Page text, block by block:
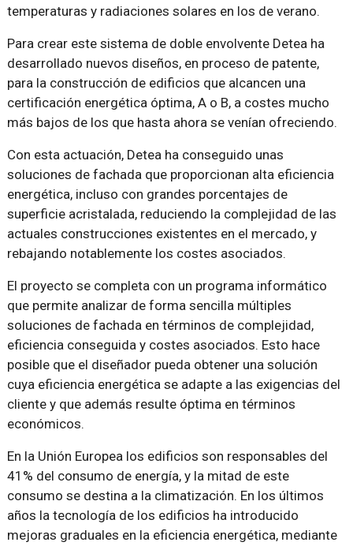
temperaturas y radiaciones solares en los de verano.
Para crear este sistema de doble envolvente Detea ha
desarrollado nuevos diseños, en proceso de patente,
para la construcción de edificios que alcancen una
certificación energética óptima, A o B, a costes mucho
más bajos de los que hasta ahora se venían ofreciendo.
Con esta actuación, Detea ha conseguido unas
soluciones de fachada que proporcionan alta eficiencia
energética, incluso con grandes porcentajes de
superficie acristalada, reduciendo la complejidad de las
actuales construcciones existentes en el mercado, y
rebajando notablemente los costes asociados.
El proyecto se completa con un programa informático
que permite analizar de forma sencilla múltiples
soluciones de fachada en términos de complejidad,
eficiencia conseguida y costes asociados. Esto hace
posible que el diseñador pueda obtener una solución
cuya eficiencia energética se adapte a las exigencias del
cliente y que además resulte óptima en términos
económicos.
En la Unión Europea los edificios son responsables del
41% del consumo de energía, y la mitad de este
consumo se destina a la climatización. En los últimos
años la tecnología de los edificios ha introducido
mejoras graduales en la eficiencia energética, mediante